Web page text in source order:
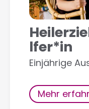
lfer*in
Einjährige
Mehr